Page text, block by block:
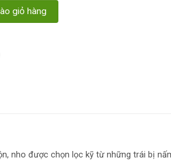
White số lượng
giỏ hàng
nho được chọn lọc kỹ từ những trái bị